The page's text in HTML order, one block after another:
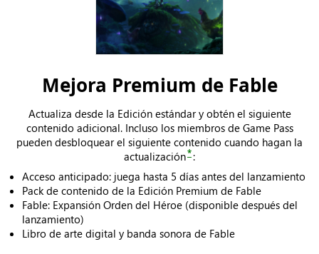
Mejora Premium de Fable
Actualiza desde la Edición estándar y obtén el siguiente
contenido adicional. Incluso los miembros de Game Pass
pueden desbloquear el siguiente contenido cuando hagan la
actualización
Acceso anticipado: juega hasta 5 días antes del lanzamiento
Pack de contenido de la Edición Premium de Fable
Fable: Expansión Orden del Héroe (disponible después del
lanzamiento)